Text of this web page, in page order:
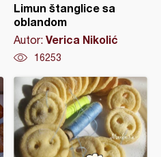
Limun štanglice sa
oblandom
Autor: Verica Nikolić
16253